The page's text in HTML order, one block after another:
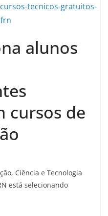
alunos
cursos de
Ciência e Tecnologia
está selecionando